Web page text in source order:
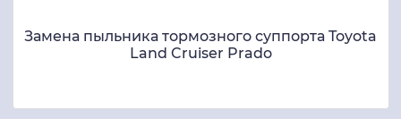
Замена пыльника тормозного суппорта Toyota
Land Cruiser Prado